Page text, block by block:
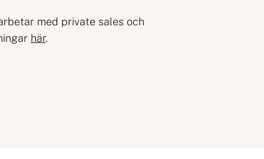
med private sales och
här.